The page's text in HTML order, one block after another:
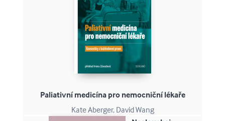
Paliativní medicína pro nemocniční lékaře
Kate Aberger, David Wang